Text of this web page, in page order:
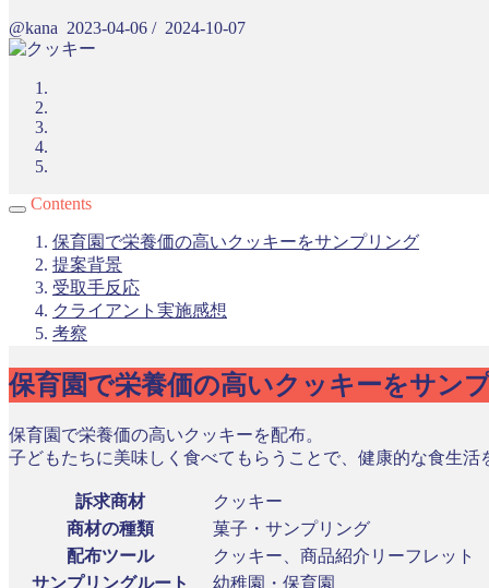
@kana 2023-04-06 / 2024-10-07
Contents
保育園で栄養価の高いクッキーをサンプリング
提案背景
受取手反応
クライアント実施感想
考察
保育園で栄養価の高いクッキーをサン
保育園で栄養価の高いクッキーを配布。
子どもたちに美味しく食べてもらうことで、健康的な食生
訴求商材
クッキー
商材の種類
菓子・サンプリング
配布ツール
クッキー、商品紹介リーフレット
サンプリングルート
幼稚園・保育園